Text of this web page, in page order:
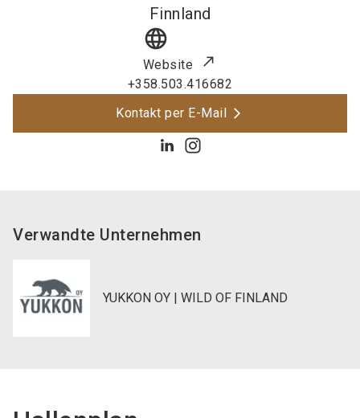
Finnland
language
Website
+358.503.416682
Kontakt per E-Mail
Verwandte Unternehmen
YUKKON OY | WILD OF FINLAND